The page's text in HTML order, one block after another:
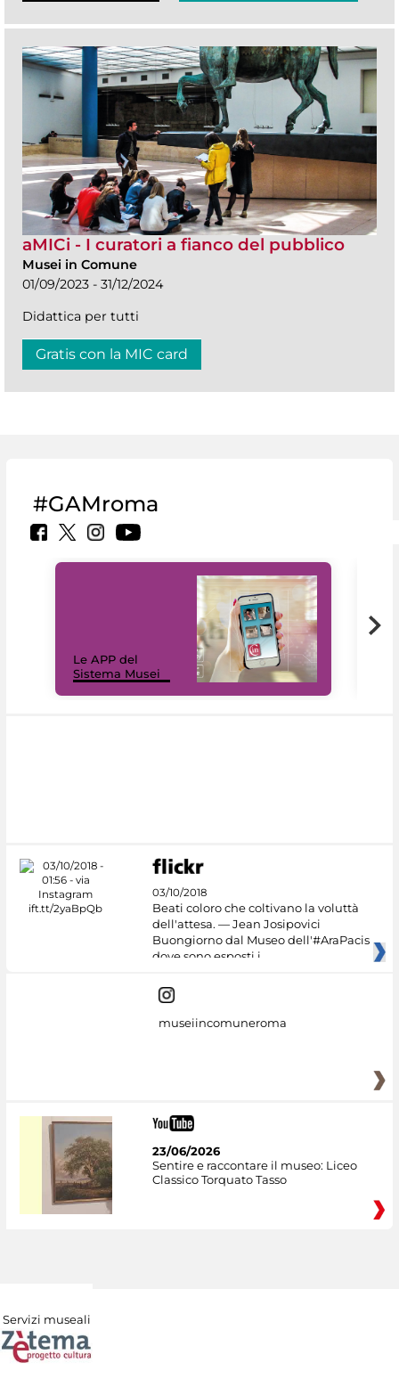
aMICi - I curatori a fianco del pubblico
Musei in Comune
01/09/2023 - 31/12/2024
Didattica per tutti
Gratis con la MIC card
#GAMroma
Le APP del
Sistema Musei
03/10/2018
Beati coloro che coltivano la voluttà
dell'attesa. — Jean Josipovici
Buongiorno dal Museo dell'#AraPacis
dove sono esposti i
museiincomuneroma
23/06/2026
Sentire e raccontare il museo: Liceo
Classico Torquato Tasso
Servizi museali